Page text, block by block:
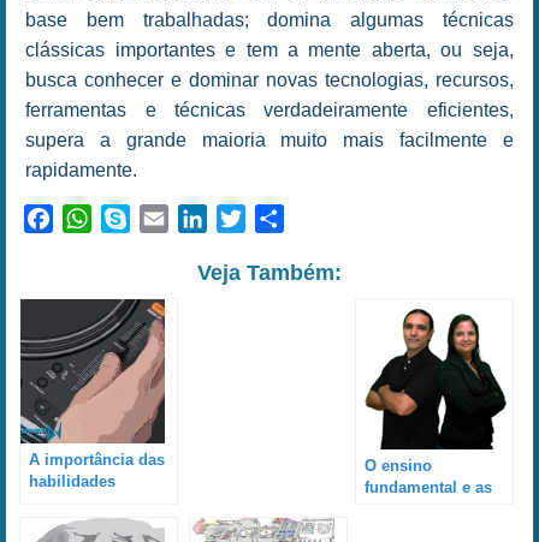
base bem trabalhadas; domina algumas técnicas
clássicas importantes e tem a mente aberta, ou seja,
busca conhecer e dominar novas tecnologias, recursos,
ferramentas e técnicas verdadeiramente eficientes,
supera a grande maioria muito mais facilmente e
rapidamente.
FacebookWhatsApp
Skype Email LinkedInTwitter
Veja Também:
A importância das
habilidades
controles de
O ensino
fundamental e as